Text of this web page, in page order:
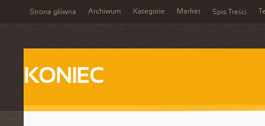
Strona główna Archiwum Kategorie Market Spis Treści
KONIEC